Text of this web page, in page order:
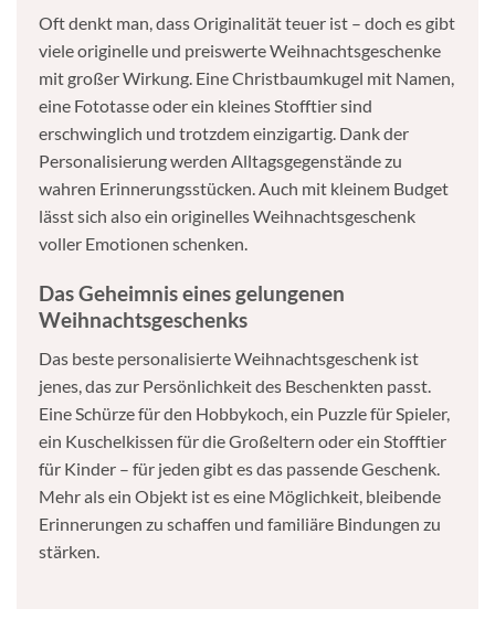
Oft denkt man, dass Originalität teuer ist – doch es gibt
viele originelle und preiswerte Weihnachtsgeschenke
mit großer Wirkung. Eine Christbaumkugel mit Namen,
eine Fototasse oder ein kleines Stofftier sind
erschwinglich und trotzdem einzigartig. Dank der
Personalisierung werden Alltagsgegenstände zu
wahren Erinnerungsstücken. Auch mit kleinem Budget
lässt sich also ein originelles Weihnachtsgeschenk
voller Emotionen schenken.
Das Geheimnis eines gelungenen
Weihnachtsgeschenks
Das beste personalisierte Weihnachtsgeschenk ist
jenes, das zur Persönlichkeit des Beschenkten passt.
Eine Schürze für den Hobbykoch, ein Puzzle für Spieler,
ein Kuschelkissen für die Großeltern oder ein Stofftier
für Kinder – für jeden gibt es das passende Geschenk.
Mehr als ein Objekt ist es eine Möglichkeit, bleibende
Erinnerungen zu schaffen und familiäre Bindungen zu
stärken.